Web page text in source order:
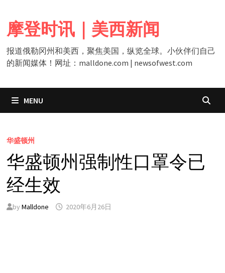
content
摩登时讯｜美西新闻
报道俄勒冈州和美西，聚焦美国，纵览全球。小伙伴们自己
的新闻媒体！网址：malldone.com | newsofwest.com
MENU
华盛顿州
华盛顿州强制性口罩令已
经生效
by Malldone 2020年6月26日